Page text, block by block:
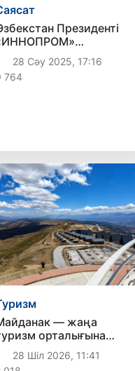
Президенті
халықаралық өнеркәсіп
көрмесіне барды
28 Сәу 2025, 17:16
764
— жаңа
орталығына
айналуда
28 Шіл 2026, 11:41